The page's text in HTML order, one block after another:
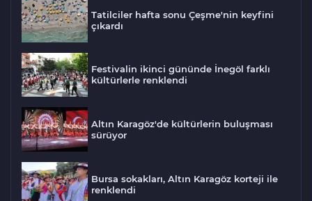
Tatilciler hafta sonu Çeşme'nin keyfini
çıkardı
Festivalin ikinci gününde İnegöl farklı
kültürlerle renklendi
Altın Karagöz'de kültürlerin buluşması
sürüyor
Bursa sokakları, Altın Karagöz korteji ile
renklendi